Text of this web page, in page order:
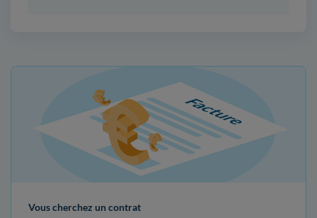
Vous cherchez un contrat